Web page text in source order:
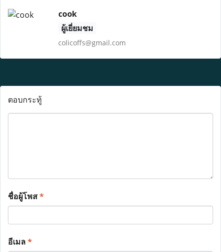
cook
ผู้เยี่ยมชม
colicoffs@gmail.com
ตอบกระทู้
ชื่อผู้โพส*
อีเมล*